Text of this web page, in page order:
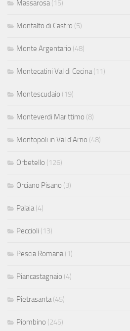
Massarosa (15)
Montalto di Castro (5)
Monte Argentario (48)
Montecatini Val di Cecina (11)
Montescudaio (19)
Monteverdi Marittimo (8)
Montopoli in Val d'Arno (48)
Orbetello (126)
Orciano Pisano (3)
Palaia (4)
Peccioli (13)
Pescia Romana (1)
Piancastagnaio (4)
Pietrasanta (45)
Piombino (245)